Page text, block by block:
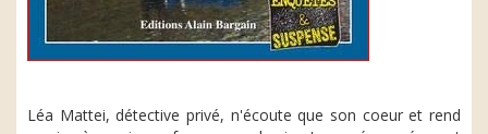
Léa Mattei, détective privé, n'écoute que son coeur et rend